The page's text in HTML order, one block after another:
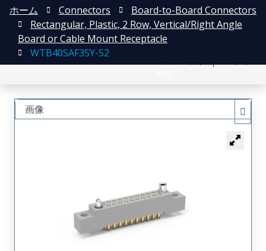
ホーム Connectors
Board-to-Board Connectors
Rectangular, Plastic, 2 Row, Vertical/Right Angle
Board or Cable Mount Receptacle
WTB40SAF3SY-52
画像